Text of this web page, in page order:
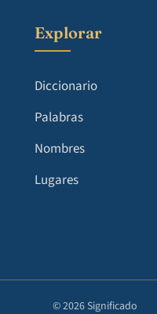
Explorar
Diccionario
Palabras
Nombres
Lugares
© 2026 Significado